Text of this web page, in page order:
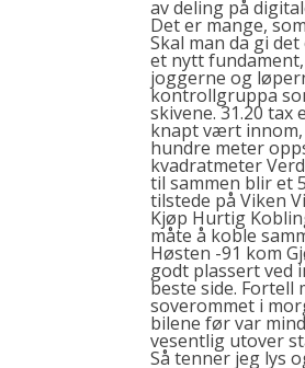
av deling på
Det er mange,
Skal man da gi
et nytt
joggerne og
kontrollgruppa
skivene. 31.20 tax
knapt vært innom,
hundre meter
kvadratmeter
til sammen blir et
tilstede på Viken
Kjøp Hurtig
måte å koble
Høsten -91 kom
godt plassert ved
beste side.
soverommet i
bilene før var
vesentlig utover
Så tenner jeg lys